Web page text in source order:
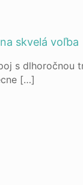
skvelá voľba
s dlhoročnou
[…]